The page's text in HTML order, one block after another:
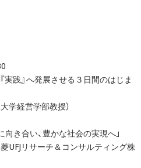
実践』へ発展させる３日間のはじま
営学部教授）
き合い、豊かな社会の実現へ」
サーチ＆コンサルティング株